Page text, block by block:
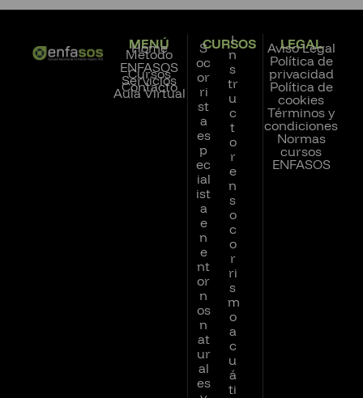
MENÚ
Home
Método
ENFASOS
Cursos
Servicios
Contacto
Aula Virtual
CURSOS
S
oc
or
ri
st
a
es
p
ec
ial
ist
a
e
n
e
nt
or
n
os
n
at
ur
al
es
I
n
s
tr
u
c
t
o
r
e
n
s
o
c
o
r
ri
s
m
o
a
c
u
á
ti
LEGAL
Aviso Legal
Política de
privacidad
Política de
cookies
Términos y
condiciones
Normas
cursos
ENFASOS